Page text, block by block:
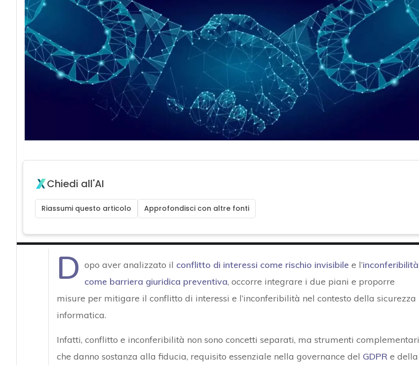
Chiedi all'AI
Riassumi questo articolo Approfondisci con altre fonti
D opo aver analizzato il conflitto di interessi come rischio invisibile e l’inconferibilità
come barriera giuridica preventiva, occorre integrare i due piani e proporre
misure per mitigare il conflitto di interessi e l’inconferibilità nel contesto della sicurezza
informatica.
Infatti, conflitto e inconferibilità non sono concetti separati, ma strumenti complementari
che danno sostanza alla fiducia, requisito essenziale nella governance del GDPRe della